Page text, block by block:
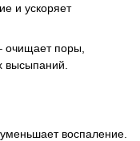
и ускоряет
очищает поры,
высыпаний.
воспаление.